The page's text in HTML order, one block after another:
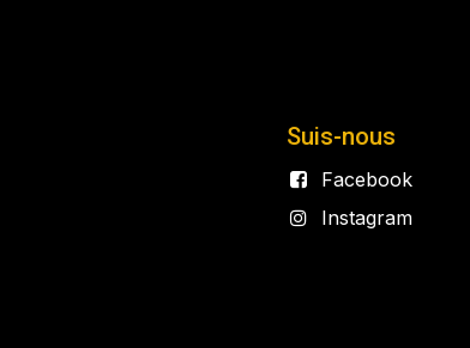
Suis-nous
Facebook
Instagram